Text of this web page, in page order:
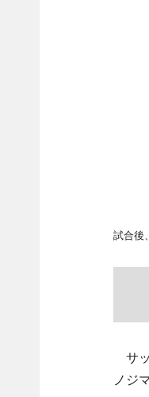
試合後
サ
ノジ